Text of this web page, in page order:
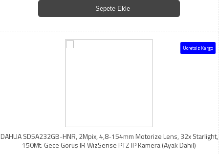
Sepete Ekle
Ücretsiz Kargo
DAHUA SD5A232GB-HNR, 2Mpix, 4,8-154mm Motorize Lens, 32x Starlight,
150Mt. Gece Görüş IR WizSense PTZ IP Kamera (Ayak Dahil)